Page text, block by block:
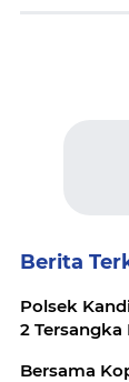
Berita
Polsek
2
Bersama